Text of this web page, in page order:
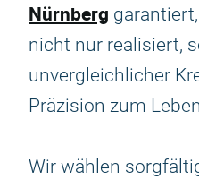
Nürnberg
nicht nur realisiert,
unvergleichlicher
Präzision zum
Wir wählen